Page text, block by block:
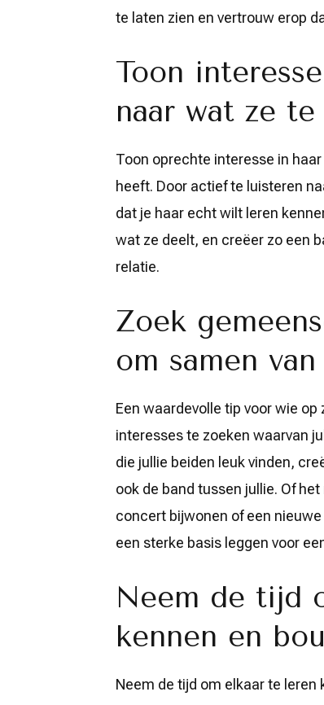
te laten zien en vertrouw erop
Toon
naar wat ze
Toon oprechte interesse in
heeft. Door actief te luisteren
dat je haar echt wilt leren
wat ze deelt, en creëer zo een
relatie.
Zoek
om samen
Een waardevolle tip voor wie
interesses te zoeken waarvan
die jullie beiden leuk vinden,
ook de band tussen jullie. Of
concert bijwonen of een
een sterke basis leggen voor
Neem de tijd
kennen en
Neem de tijd om elkaar te leren